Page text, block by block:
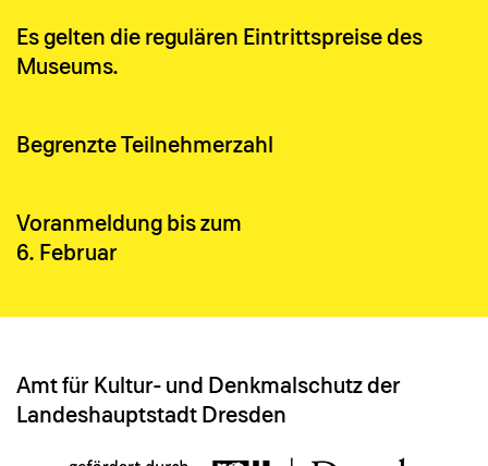
Es gelten die regulären Eintrittspreise des
Museums.
Begrenzte Teilnehmerzahl
Voranmeldung bis zum
6. Februar
Amt für Kultur- und Denkmalschutz der
Landeshauptstadt Dresden